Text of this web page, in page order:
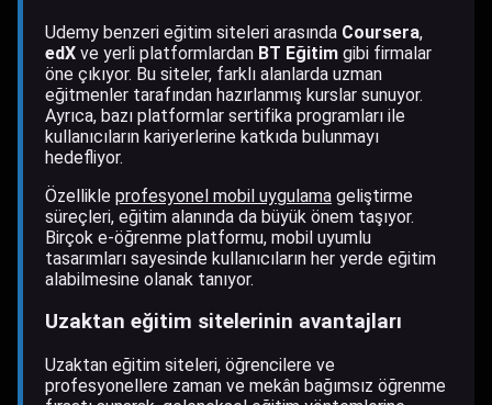
Udemy benzeri eğitim siteleri arasında Coursera,
edX ve yerli platformlardan BT Eğitim gibi firmalar
öne çıkıyor. Bu siteler, farklı alanlarda uzman
eğitmenler tarafından hazırlanmış kurslar sunuyor.
Ayrıca, bazı platformlar sertifika programları ile
kullanıcıların kariyerlerine katkıda bulunmayı
hedefliyor.
Özellikle profesyonel mobil uygulama geliştirme
süreçleri, eğitim alanında da büyük önem taşıyor.
Birçok e-öğrenme platformu, mobil uyumlu
tasarımları sayesinde kullanıcıların her yerde eğitim
alabilmesine olanak tanıyor.
Uzaktan eğitim sitelerinin avantajları
Uzaktan eğitim siteleri, öğrencilere ve
profesyonellere zaman ve mekân bağımsız öğrenme